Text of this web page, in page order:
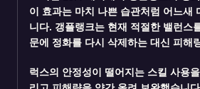
이 효과는 마치 나쁜 습관처럼 어느새
니다. 갱플랭크는 현재 적절한 밸런스
문에 정화를 다시 삭제하는 대신 피해
럭스의 안정성이 떨어지는 스킬 사용